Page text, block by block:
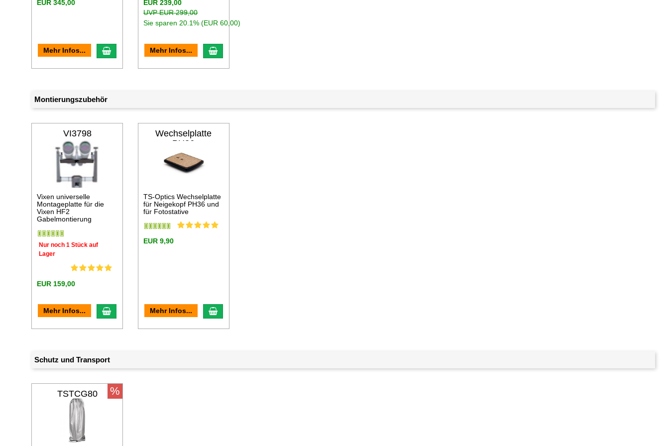
EUR 345,00
Mehr Infos... In den Warenkorb
EUR 239,00
UVP EUR 299,00
Sie sparen 20.1% (EUR 60,00)
Mehr Infos... In den Warenkorb
Montierungszubehör
VI3798
Vixen universelle
Montageplatte für die
Vixen HF2
Gabelmontierung
Nur noch 1 Stück auf
Lager
EUR 159,00
Mehr Infos... In den Warenkorb
Wechselplatte
PH36
TS-Optics Wechselplatte
für Neigekopf PH36 und
für Fotostative
EUR 9,90
Mehr Infos... In den Warenkorb
Schutz und Transport
TSTCG80 %